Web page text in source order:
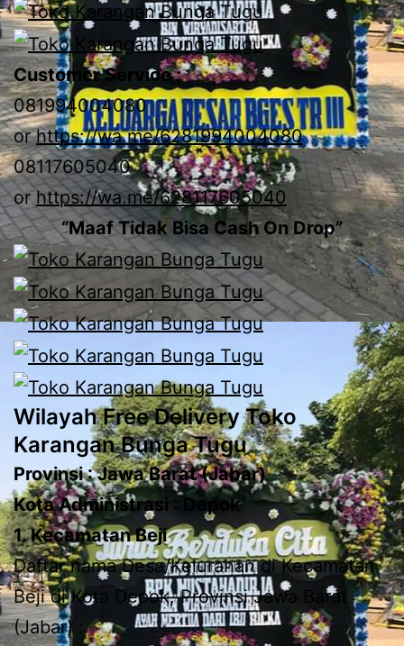
Customer Service ;
081994004080
orhttps://wa.me/6281994004080
08117605040
orhttps://wa.me/628117605040
“Maaf Tidak Bisa Cash On Drop”
Wilayah Free Delivery Toko
Karangan Bunga Tugu
Provinsi : Jawa Barat (Jabar)
Kota Administrasi : Depok
1. Kecamatan Beji
Daftar nama Desa/Kelurahan di Kecamatan
Beji di Kota Depok, Provinsi Jawa Barat
(Jabar) :